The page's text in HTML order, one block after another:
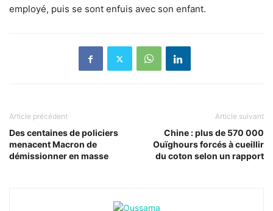
employé, puis se sont enfuis avec son enfant.
Article précédent
Des centaines de policiers
menacent Macron de
démissionner en masse
Article suivant
Chine : plus de 570 000
Ouïghours forcés à cueillir
du coton selon un rapport